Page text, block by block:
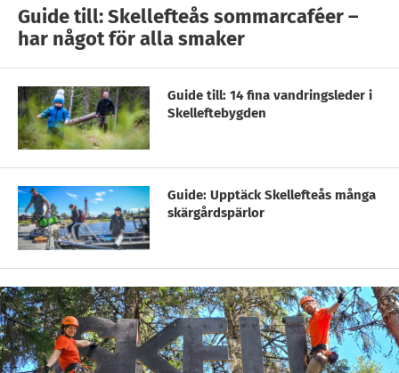
Guide till: Skellefteås sommarcaféer –
har något för alla smaker
Guide till: 14 fina vandringsleder i
Skelleftebygden
Guide: Upptäck Skellefteås många
skärgårdspärlor